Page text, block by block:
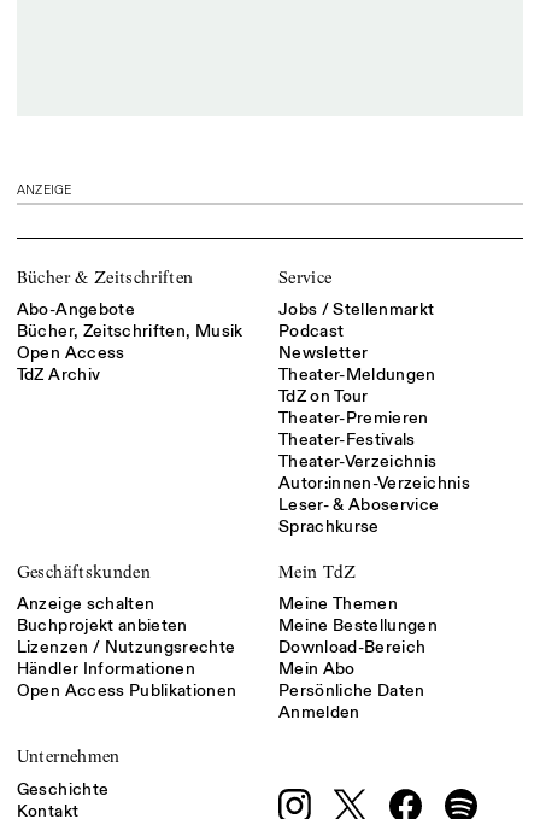
ANZEIGE
Bücher & Zeitschriften
Abo-Angebote
Bücher, Zeitschriften, Musik
Open Access
TdZ Archiv
Service
Jobs / Stellenmarkt
Podcast
Newsletter
Theater-Meldungen
TdZ on Tour
Theater-Premieren
Theater-Festivals
Theater-Verzeichnis
Autor:innen-Verzeichnis
Leser- & Aboservice
Sprachkurse
Geschäftskunden
Anzeige schalten
Buchprojekt anbieten
Lizenzen / Nutzungsrechte
Händler Informationen
Open Access Publikationen
Mein TdZ
Meine Themen
Meine Bestellungen
Download-Bereich
Mein Abo
Persönliche Daten
Anmelden
Unternehmen
Geschichte
Kontakt